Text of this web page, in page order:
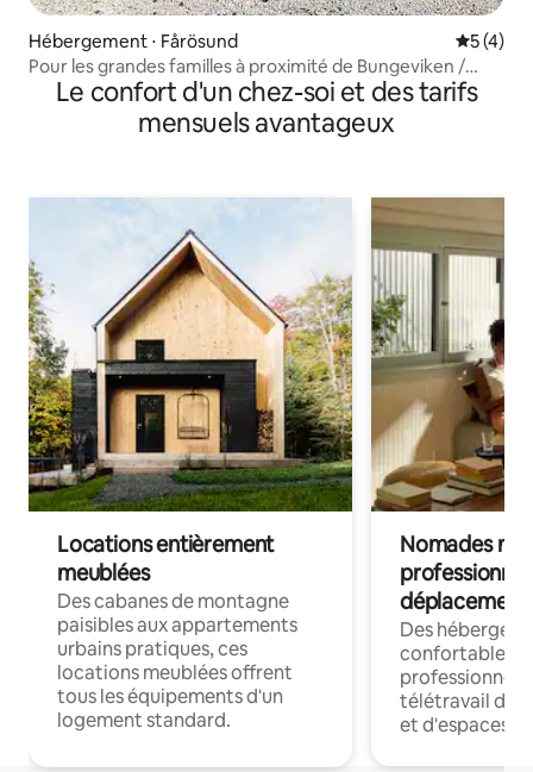
Hébergement ⋅ Fårösund
5 (4)
Pour les grandes familles à proximité de Bungeviken /
Bungenäs
Le confort d'un chez-soi et des tarifs
mensuels avantageux
Locations entièrement
meublées
Des cabanes de montagne
paisibles aux appartements
urbains pratiques, ces
locations meublées offrent
tous les équipements d'un
logement standard.
Nomades
déplacement
Des
confortables
professionnels
télétravail
et d'espaces